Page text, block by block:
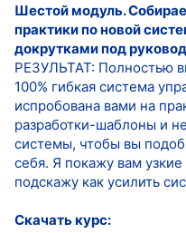
Шестой модуль.
практики по новой
докрутками под
РЕЗУЛЬТАТ: Полностью
100% гибкая система
испробована вами на
разработки-шаблоны и
системы, чтобы вы
себя. Я покажу вам
подскажу как усилить
Скачать курс: